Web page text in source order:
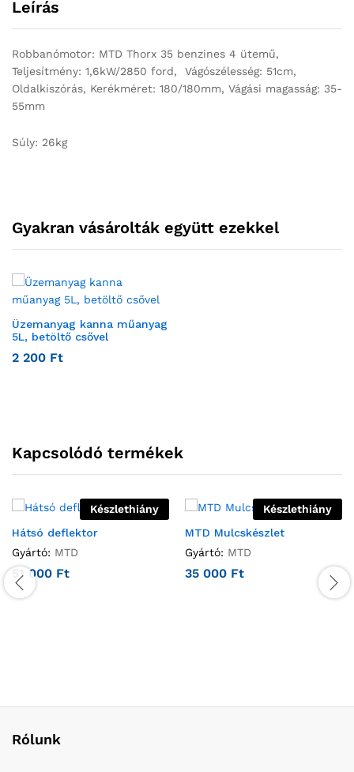
Leírás
Robbanómotor: MTD Thorx 35 benzines 4 ütemű,
Teljesítmény: 1,6kW/2850 ford, Vágószélesség: 51cm,
Oldalkiszórás, Kerékméret: 180/180mm, Vágási magasság: 35-
55mm
Súly: 26kg
Gyakran vásárolták együtt ezekkel
Üzemanyag kanna műanyag
5L, betöltő csővel
2 200 Ft
Kapcsolódó termékek
Készlethiány
Hátsó deflektor
Gyártó: MTD
51 000 Ft
Készlethiány
MTD Mulcskészlet
Gyártó: MTD
35 000 Ft
Rólunk